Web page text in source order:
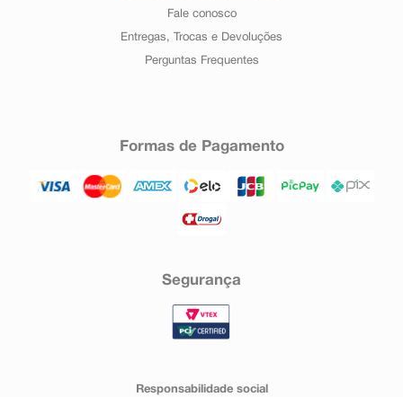
Fale conosco
Entregas, Trocas e Devoluções
Perguntas Frequentes
Formas de Pagamento
Segurança
Responsabilidade social